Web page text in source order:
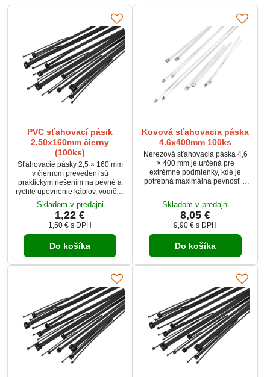
PVC sťahovací pásik
2.50x160mm čierny
(100ks)
Sťahovacie pásky 2,5 × 160 mm
v čiernom prevedení sú
praktickým riešením na pevné a
rýchle upevnenie káblov, vodičov
aj ďalších predmetov. Vyrobené
sú z odolného plastu, ktorý
zabezpečuje spoľahlivé
uchytenie a dlhú životnosť.
Balenie obsahuje 100 kusov,
vďaka čomu sú ideálne pre
profesionálne elektroinštalácie.
Skladom v predajni
1,22 €
1,50 € s DPH
Do košíka
Kovová sťahovacia páska
4.6x400mm 100ks
Nerezová sťahovacia páska 4,6
× 400 mm je určená pre
extrémne podmienky, kde je
potrebná maximálna pevnosť a
chemikáliám. Ideálne riešenie
pre priemysel, elektroinštalácie aj
náročné exteriérové použitie.
Spoľahlivé upevnenie bez
kompromisov.
Skladom v predajni
8,05 €
9,90 € s DPH
Do košíka